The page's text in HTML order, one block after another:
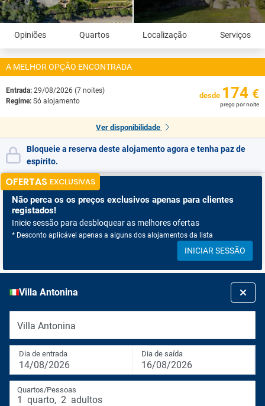
Opiniões Quartos Localização Serviços
A MELHOR OPÇÃO ENCONTRADA
Entrada: 29/08/2026 (7 noites)
Regime: Só alojamento
desde 174 €
preço por noite
Ver disponibilidade
Bloqueie a reserva deste alojamento agora e tenha paz de
espírito.
OFERTAS EXCLUSIVAS
Não perca os os preços exclusivos apenas para clientes
registados!
Inicie sessão para desbloquear as melhores ofertas
* Desconto aplicável apenas a alguns dos alojamentos da lista
INICIAR SESSÃO
Villa Antonina
Villa Antonina
Dia de entrada
14/08/2026
Dia de saída
16/08/2026
Quartos/Pessoas
1 quarto, 2 adultos